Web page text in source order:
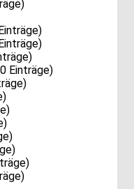
Einträge)